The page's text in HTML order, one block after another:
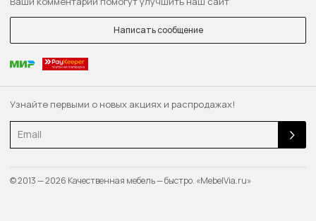
Узнайте первыми о новых акциях и распродажах!
Email
Написать сообщение
© 2013 — 2026 Качественная мебель — быстро. «MebelVia.ru»